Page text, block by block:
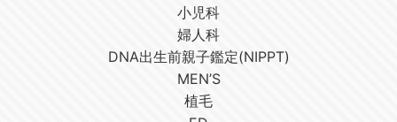
小児科
婦人科
DNA出生前親子鑑定(NIPPT)
MEN’S
植毛